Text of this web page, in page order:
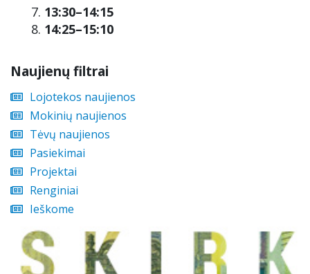
7. 13:30–14:15
8. 14:25–15:10
Naujienų filtrai
Lojotekos naujienos
Mokinių naujienos
Tėvų naujienos
Pasiekimai
Projektai
Renginiai
Ieškome